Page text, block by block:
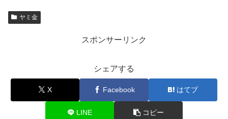
ヤミ金
スポンサーリンク
シェアする
X Facebook はてブ
LINE コピー